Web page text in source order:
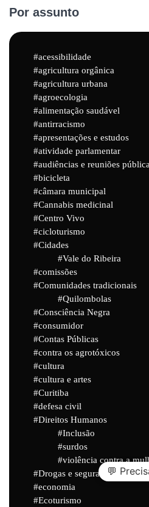
Por assunto
acessibilidade
agricultura orgânica
agricultura urbana
agroecologia
alimentação saudável
antirracismo
apresentações e estudos
atividade parlamentar
audiências e reuniões
bicicleta
câmara municipal
Cannabis medicinal
Centro Vivo
cicloturismo
Cidades
Vale do Ribeira
comissões
Comunidades tradicionais
Quilombolas
Consciência Negra
consumidor
Contas Públicas
contra os agrotóxicos
cultura
cultura e artes
Curitiba
defesa civil
Direitos Humanos
Inclusão
surdos
violência contra a
Drogas e segurança pública
economia
Ecoturismo
💬